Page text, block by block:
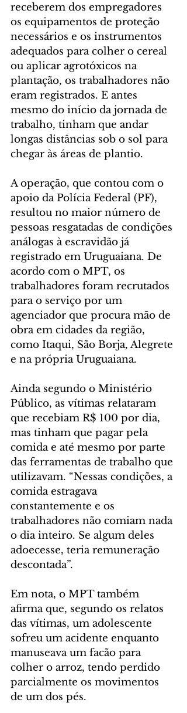
receberem dos empregadores
os equipamentos de proteção
necessários e os instrumentos
adequados para colher o cereal
ou aplicar agrotóxicos na
plantação, os trabalhadores não
eram registrados. E antes
mesmo do início da jornada de
trabalho, tinham que andar
longas distâncias sob o sol para
chegar às áreas de plantio.
A operação, que contou com o
apoio da Polícia Federal (PF),
resultou no maior número de
pessoas resgatadas de condições
análogas à escravidão já
registrado em Uruguaiana. De
acordo com o MPT, os
trabalhadores foram recrutados
para o serviço por um
agenciador que procura mão de
obra em cidades da região,
como Itaqui, São Borja, Alegrete
e na própria Uruguaiana.
Ainda segundo o Ministério
Público, as vítimas relataram
que recebiam R$ 100 por dia,
mas tinham que pagar pela
comida e até mesmo por parte
das ferramentas de trabalho que
utilizavam. “Nessas condições, a
comida estragava
constantemente e os
trabalhadores não comiam nada
o dia inteiro. Se algum deles
adoecesse, teria remuneração
descontada”.
Em nota, o MPT também
afirma que, segundo os relatos
das vítimas, um adolescente
sofreu um acidente enquanto
manuseava um facão para
colher o arroz, tendo perdido
parcialmente os movimentos
de um dos pés.